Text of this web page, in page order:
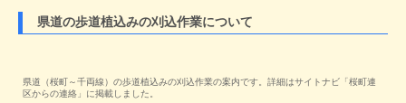
県道の歩道植込みの刈込作業について
県道（桜町～千両線）の歩道植込みの刈込作業の案内です。詳細はサイトナビ「桜町連
区からの連絡」に掲載しました。